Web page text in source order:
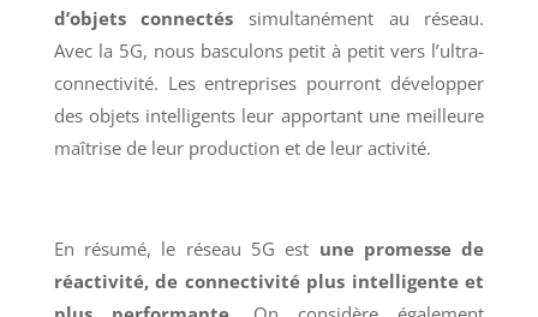
d’objets connectés simultanément au réseau.
Avec la 5G, nous basculons petit à petit vers l’ultra-
connectivité. Les entreprises pourront développer
des objets intelligents leur apportant une meilleure
maîtrise de leur production et de leur activité.
En résumé, le réseau 5G est une promesse de
réactivité, de connectivité plus intelligente et